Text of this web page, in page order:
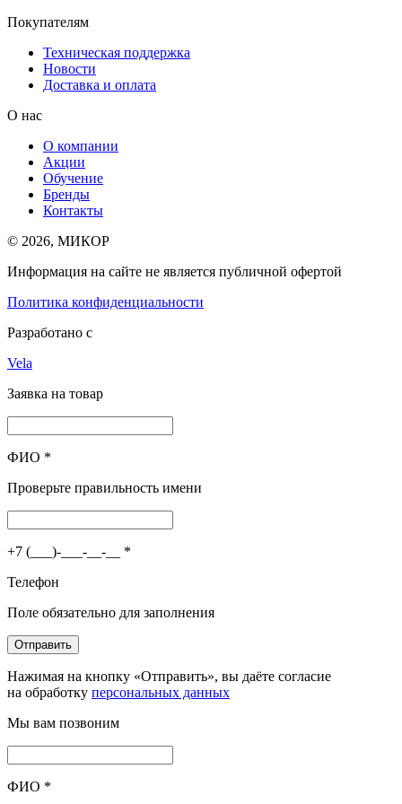
Покупателям
Техническая поддержка
Новости
Доставка и оплата
О нас
О компании
Акции
Обучение
Бренды
Контакты
© 2026, МИКОР
Информация на сайте не является публичной офертой
Политика конфиденциальности
Разработано с
Vela
Заявка на товар
ФИО *
Проверьте правильность имени
+7 (___)-___-__-__ *
Телефон
Поле обязательно для заполнения
Отправить
Нажимая на кнопку «Отправить», вы даёте согласие
на обработку персональных данных
Мы вам позвоним
ФИО *